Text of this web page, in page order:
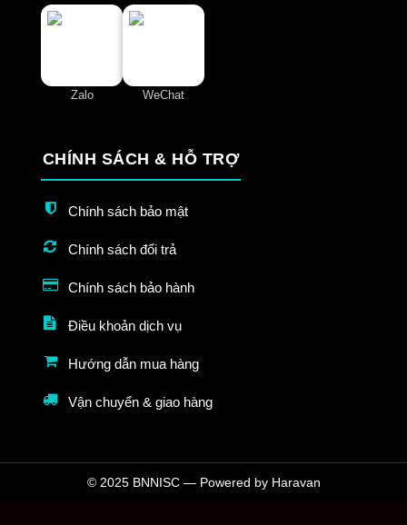
Zalo WeChat
CHÍNH SÁCH & HỖ TRỢ
Chính sách bảo mật
Chính sách đổi trả
Chính sách bảo hành
Điều khoản dịch vụ
Hướng dẫn mua hàng
Vận chuyển & giao hàng
© 2025 BNNISC — Powered by Haravan